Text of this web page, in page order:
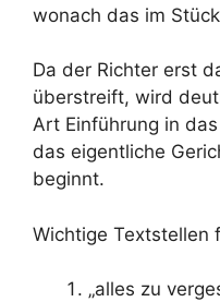
wonach das im
Da der Richter erst
überstreift, wird
Art Einführung in
das eigentliche
beginnt.
Wichtige Textstellen
„alles zu